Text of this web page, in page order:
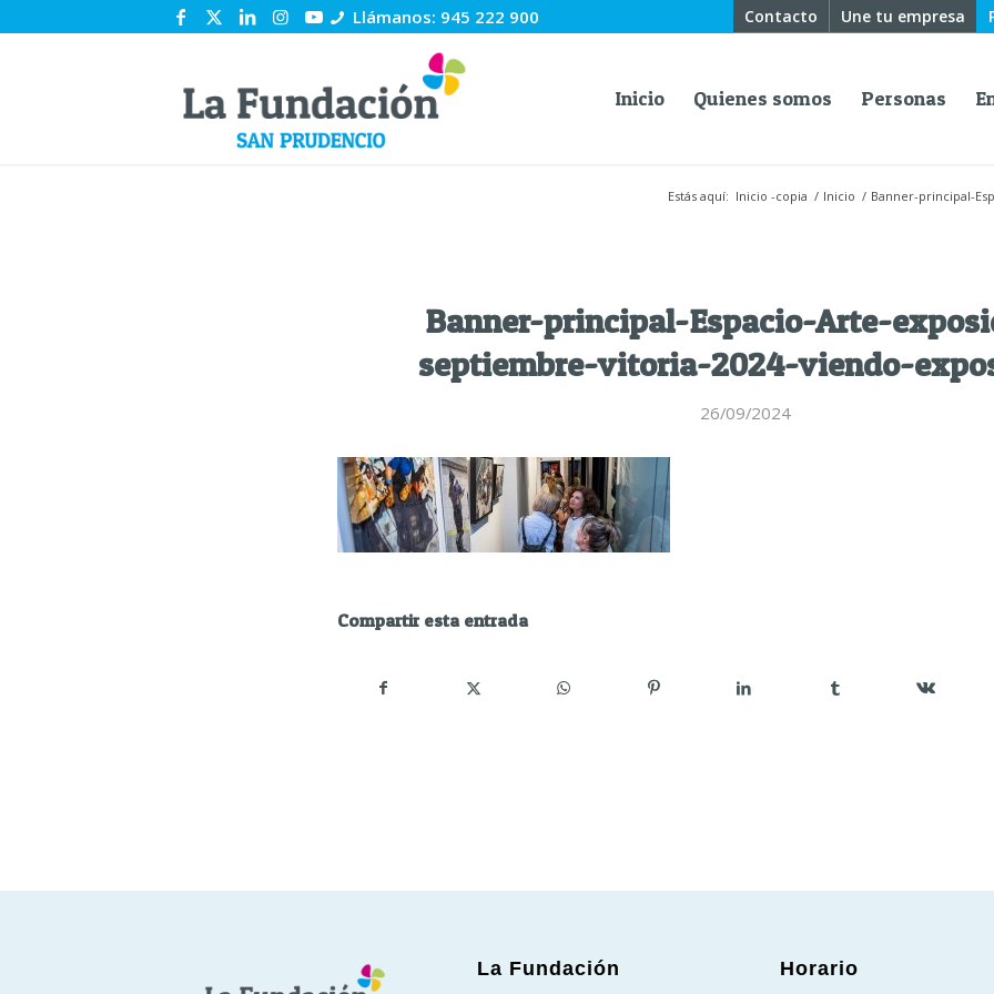
Contacto Une tu empresa
Llámanos: 945 222 900
Inicio Quienes somos Personas
Estás aquí: Inicio -copia / Inicio / Banner-principal-
Banner-principal-Espacio-Arte-
septiembre-vitoria-2024-viendo-
26/09/2024
Compartir esta entrada
La Fundación Horario